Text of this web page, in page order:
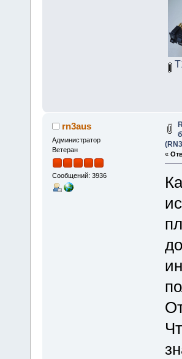
rn3aus
Администратор
Ветеран
Сообщений: 3936
«